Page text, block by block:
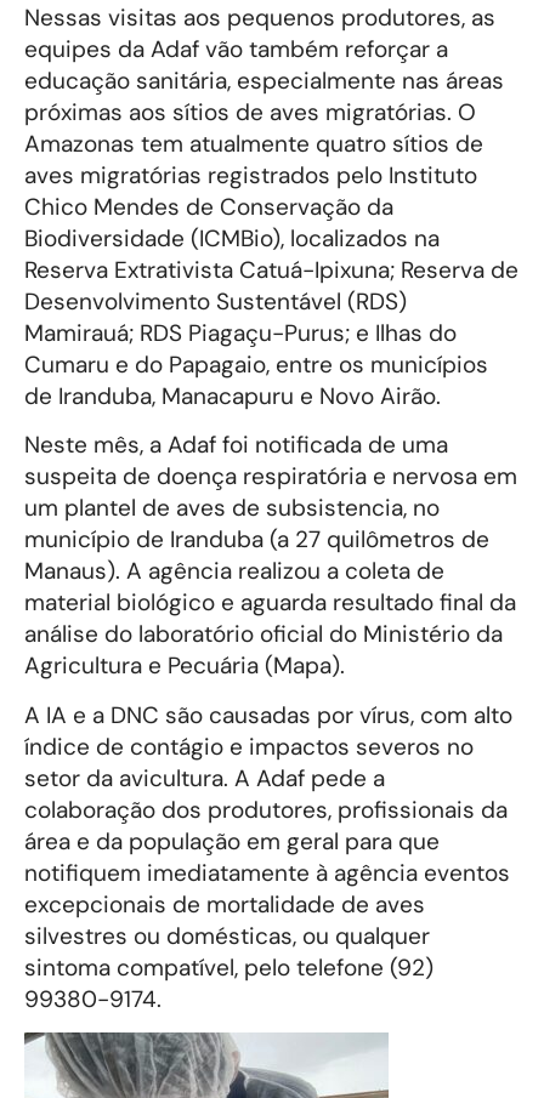
Nessas visitas aos pequenos produtores, as
equipes da Adaf vão também reforçar a
educação sanitária, especialmente nas áreas
próximas aos sítios de aves migratórias. O
Amazonas tem atualmente quatro sítios de
aves migratórias registrados pelo Instituto
Chico Mendes de Conservação da
Biodiversidade (ICMBio), localizados na
Reserva Extrativista Catuá-Ipixuna; Reserva de
Desenvolvimento Sustentável (RDS)
Mamirauá; RDS Piagaçu-Purus; e Ilhas do
Cumaru e do Papagaio, entre os municípios
de Iranduba, Manacapuru e Novo Airão.
Neste mês, a Adaf foi notificada de uma
suspeita de doença respiratória e nervosa em
um plantel de aves de subsistencia, no
município de Iranduba (a 27 quilômetros de
Manaus). A agência realizou a coleta de
material biológico e aguarda resultado final da
análise do laboratório oficial do Ministério da
Agricultura e Pecuária (Mapa).
A IA e a DNC são causadas por vírus, com alto
índice de contágio e impactos severos no
setor da avicultura. A Adaf pede a
colaboração dos produtores, profissionais da
área e da população em geral para que
notifiquem imediatamente à agência eventos
excepcionais de mortalidade de aves
silvestres ou domésticas, ou qualquer
sintoma compatível, pelo telefone (92)
99380-9174.